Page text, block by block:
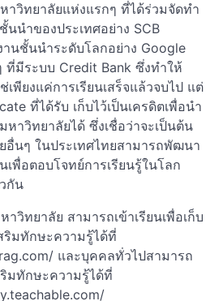
าวิทยาลัยแห่งแรกๆ ที่ได้ร่วมจัดทำ
นำของประเทศอย่าง SCB
นชั้นนำระดับโลกอย่าง Google
ที่มีระบบ Credit Bank ซึ่งทำให้
เพียงแค่การเรียนเสร็จแล้วจบไป แต่
ที่ได้รับ เก็บไว้เป็นเครดิตเพื่อนำ
หาวิทยาลัยได้ ซึ่งเชื่อว่าจะเป็นต้น
อื่นๆ ในประเทศไทยสามารถพัฒนา
เพื่อตอบโจทย์การเรียนรู้ในโลก
กัน
วิทยาลัย สามารถเข้าเรียนเพื่อเก็บ
ริมทักษะความรู้ได้ที่
และบุคคลทั่วไปสามารถ
ริมทักษะความรู้ได้ที่